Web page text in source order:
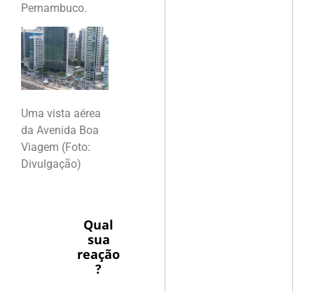
Pernambuco.
Uma vista aérea
da Avenida Boa
Viagem (Foto:
Divulgação)
Qual
sua
reação
?